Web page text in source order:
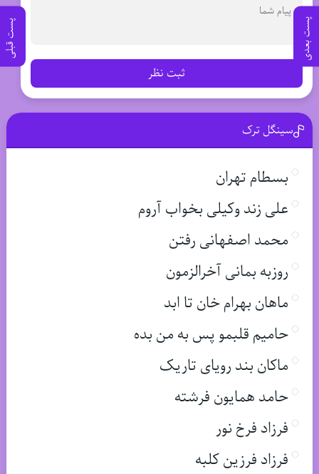
پست بعدی پست قبلی
ثبت نظر
سینگل ترک
بسطام تهران
علی زند وکیلی بخواب آروم
محمد اصفهانی رفتن
روزبه بمانی آخرالزمون
ماهان بهرام خان تا ابد
حامیم قلبمو پس به من بده
ماکان بند رویای تاریک
حامد همایون فرشته
فرزاد فرخ نور
فرزاد فرزین کلبه